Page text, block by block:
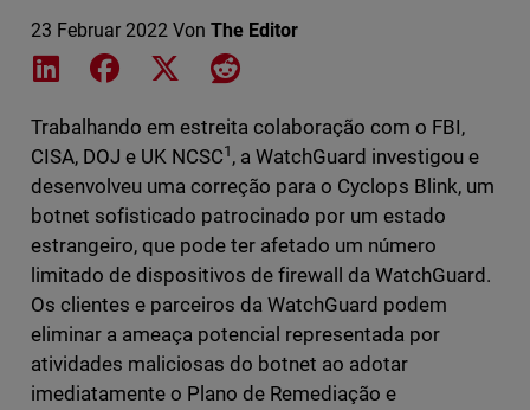
23 Februar 2022 Von The Editor
Share on LinkedIn
Share on Facebook
Share on XShare on Reddit
Trabalhando em estreita colaboração com o FBI,
CISA, DOJ e UK NCSC1 , a WatchGuard investigou e
desenvolveu uma correção para o Cyclops Blink, um
botnet sofisticado patrocinado por um estado
estrangeiro, que pode ter afetado um número
limitado de dispositivos de firewall da WatchGuard.
Os clientes e parceiros da WatchGuard podem
eliminar a ameaça potencial representada por
atividades maliciosas do botnet ao adotar
imediatamente o Plano de Remediação e